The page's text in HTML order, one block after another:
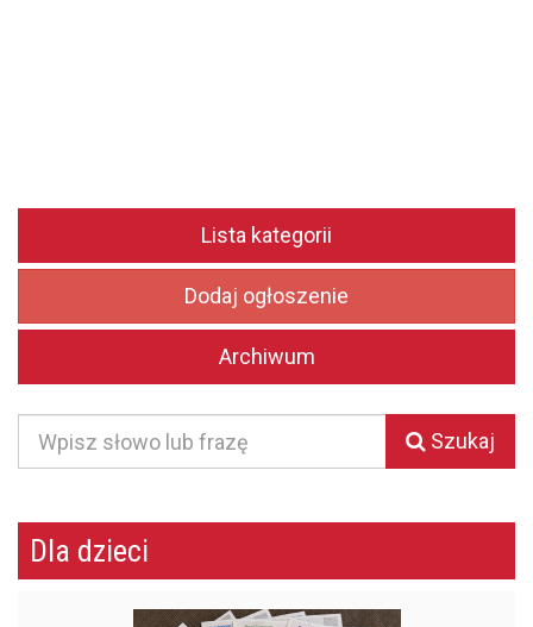
Lista kategorii
Dodaj ogłoszenie
Archiwum
Szukaj
Dla dzieci